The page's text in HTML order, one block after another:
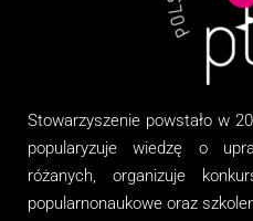
Stowarzyszenie powstało w
popularyzuje wiedzę o
różanych, organizuje
popularnonaukowe oraz